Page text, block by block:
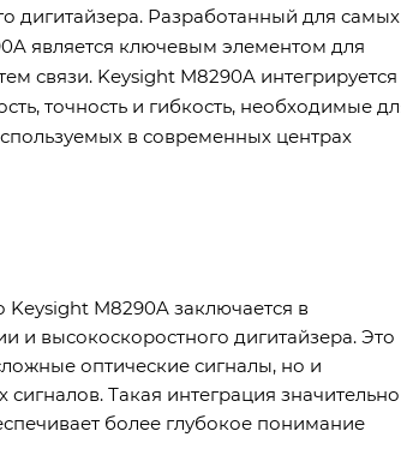
дигитайзера. Разработанный для самых
является ключевым элементом для
связи. Keysight M8290A интегрируется
точность и гибкость, необходимые
в современных центрах
M8290A заключается в
и высокоскоростного дигитайзера. Это
оптические сигналы, но и
Такая интеграция значительно
более глубокое понимание